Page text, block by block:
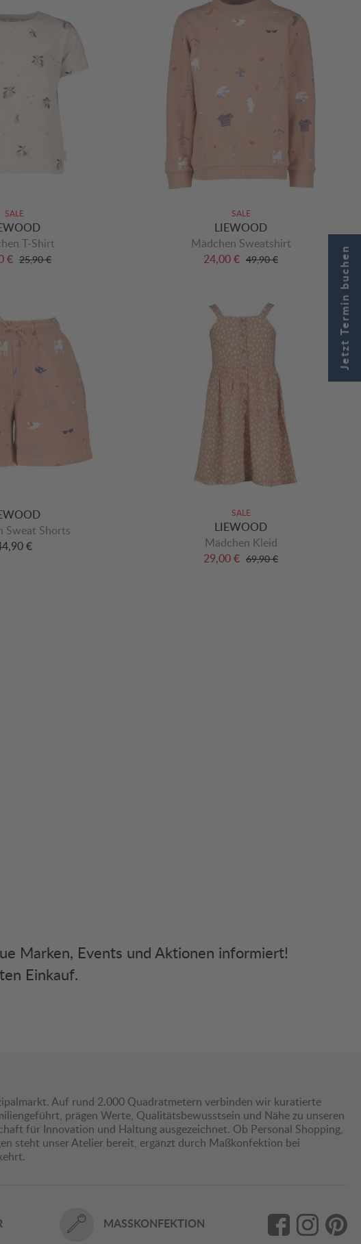
SALE
T-Shirt
€ 25,90 €
SALE
LIEWOOD
Mädchen Sweatshirt
24,00 € 49,90 €
Sweat Shorts
€
SALE
LIEWOOD
Mädchen Kleid
29,00 € 69,90 €
Marken, Events und Aktionen informiert!
Einkauf.
Auf rund 2.000 Quadratmetern verbinden wir kuratierte
prägen Werte, Qualitätsbewusstsein und Nähe zu unseren
für Innovation und Haltung ausgezeichnet. Ob Personal Shopping,
steht unser Atelier bereit, ergänzt durch Maßkonfektion bei
MASSKONFEKTION
Jetzt Termin buchen